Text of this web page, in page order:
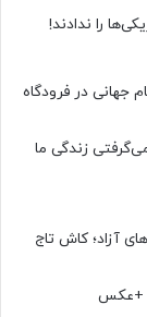
را ندادند!
جهانی در فرودگاه
زندگی ما
آزاد؛ کاش تاج
+عکس